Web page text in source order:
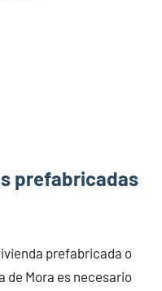
prefabricadas
prefabricada o
de Mora es necesario